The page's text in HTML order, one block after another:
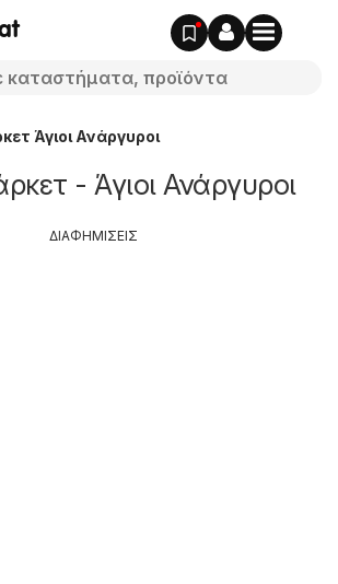
Άγιοι Ανάργυροι
- Άγιοι Ανάργυροι
ΔΙΑΦΗΜΙΣΕΙΣ